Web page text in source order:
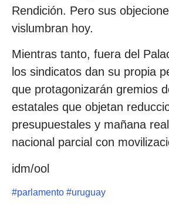
Rendición. Pero sus
vislumbran hoy.
Mientras tanto, fuera del
los sindicatos dan su propia
que protagonizarán gremios
estatales que objetan
presupuestales y mañana
nacional parcial con
idm/ool
#parlamento #uruguay